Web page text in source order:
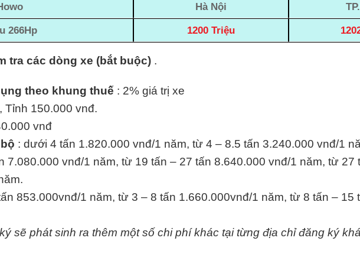
Hà Nội
266Hp
1200 Triệu
tra các dòng xe (bắt buộc) .
theo khung thuế : 2% giá trị xe
Tỉnh 150.000 vnđ.
vnđ
: dưới 4 tấn 1.820.000 vnđ/1 năm, từ 4 – 8.5 tấn 3.240.000 vnđ/1
7.080.000 vnđ/1 năm, từ 19 tấn – 27 tấn 8.640.000 vnđ/1 năm, từ
853.000vnđ/1 năm, từ 3 – 8 tấn 1.660.000vnđ/1 năm, từ 8 tấn – 15
sẽ phát sinh ra thêm một số chi phí khác tại từng địa chỉ đăng ký